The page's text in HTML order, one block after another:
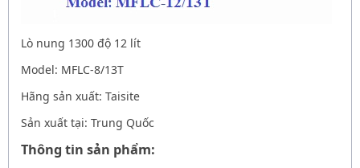
Lò nung 1300 độ 12 lít
Model: MFLC-8/13T
Hãng sản xuất: Taisite
Sản xuất tại: Trung Quốc
Thông tin sản phẩm: